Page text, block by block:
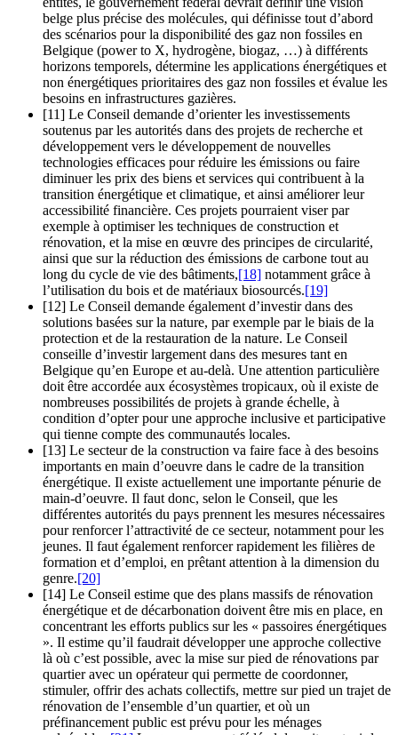
belge plus précise des molécules, qui définisse tout d’abord
des scénarios pour la disponibilité des gaz non fossiles en
Belgique (power to X, hydrogène, biogaz, …) à différents
horizons temporels, détermine les applications énergétiques et
non énergétiques prioritaires des gaz non fossiles et évalue les
besoins en infrastructures gazières.
[11] Le Conseil demande d’orienter les investissements
soutenus par les autorités dans des projets de recherche et
développement vers le développement de nouvelles
technologies efficaces pour réduire les émissions ou faire
diminuer les prix des biens et services qui contribuent à la
transition énergétique et climatique, et ainsi améliorer leur
accessibilité financière. Ces projets pourraient viser par
exemple à optimiser les techniques de construction et
rénovation, et la mise en œuvre des principes de circularité,
ainsi que sur la réduction des émissions de carbone tout au
long du cycle de vie des bâtiments,[18] notamment grâce à
l’utilisation du bois et de matériaux biosourcés.[19]
[12] Le Conseil demande également d’investir dans des
solutions basées sur la nature, par exemple par le biais de la
protection et de la restauration de la nature. Le Conseil
conseille d’investir largement dans des mesures tant en
Belgique qu’en Europe et au-delà. Une attention particulière
doit être accordée aux écosystèmes tropicaux, où il existe de
nombreuses possibilités de projets à grande échelle, à
condition d’opter pour une approche inclusive et participative
qui tienne compte des communautés locales.
[13] Le secteur de la construction va faire face à des besoins
importants en main d’oeuvre dans le cadre de la transition
énergétique. Il existe actuellement une importante pénurie de
main-d’oeuvre. Il faut donc, selon le Conseil, que les
différentes autorités du pays prennent les mesures nécessaires
pour renforcer l’attractivité de ce secteur, notamment pour les
jeunes. Il faut également renforcer rapidement les filières de
formation et d’emploi, en prêtant attention à la dimension du
genre.[20]
[14] Le Conseil estime que des plans massifs de rénovation
énergétique et de décarbonation doivent être mis en place, en
concentrant les efforts publics sur les « passoires énergétiques
». Il estime qu’il faudrait développer une approche collective
là où c’est possible, avec la mise sur pied de rénovations par
quartier avec un opérateur qui permette de coordonner,
stimuler, offrir des achats collectifs, mettre sur pied un trajet de
rénovation de l’ensemble d’un quartier, et où un
préfinancement public est prévu pour les ménages